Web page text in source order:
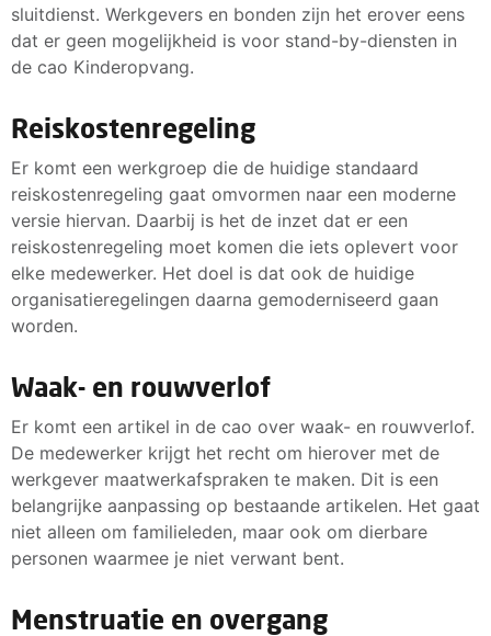
sluitdienst. Werkgevers en bonden zijn het erover eens
dat er geen mogelijkheid is voor stand-by-diensten in
de cao Kinderopvang.
Reiskostenregeling
Er komt een werkgroep die de huidige standaard
reiskostenregeling gaat omvormen naar een moderne
versie hiervan. Daarbij is het de inzet dat er een
reiskostenregeling moet komen die iets oplevert voor
elke medewerker. Het doel is dat ook de huidige
organisatieregelingen daarna gemoderniseerd gaan
worden.
Waak- en rouwverlof
Er komt een artikel in de cao over waak- en rouwverlof.
De medewerker krijgt het recht om hierover met de
werkgever maatwerkafspraken te maken. Dit is een
belangrijke aanpassing op bestaande artikelen. Het gaat
niet alleen om familieleden, maar ook om dierbare
personen waarmee je niet verwant bent.
Menstruatie en overgang